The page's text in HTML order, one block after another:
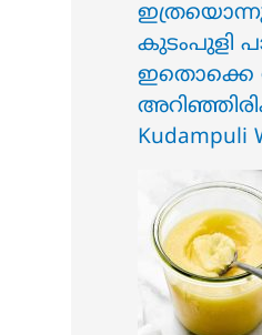
ഇത്രയൊന്നും
ക‍ു‌ടംപുളി
ഇതൊക്കെ
Kudampuli